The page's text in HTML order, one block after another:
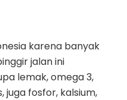
karena banyak
jalan ini
lemak, omega 3,
juga fosfor, kalsium,